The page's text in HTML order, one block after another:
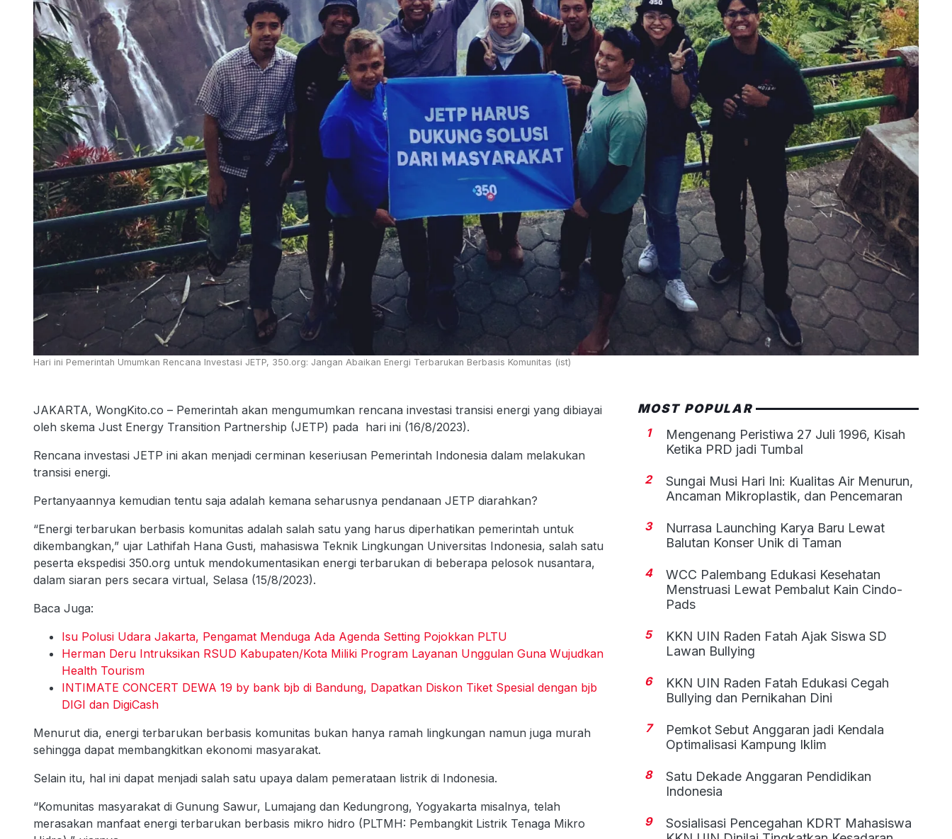
Hari ini Pemerintah Umumkan Rencana Investasi JETP, 350.org: Jangan Abaikan Energi Terbarukan Berbasis Komunitas (ist)
JAKARTA, WongKito.co – Pemerintah akan mengumumkan rencana investasi transisi energi yang dibiayai
oleh skema Just Energy Transition Partnership (JETP) pada hari ini (16/8/2023).
Rencana investasi JETP ini akan menjadi cerminan keseriusan Pemerintah Indonesia dalam melakukan
transisi energi.
Pertanyaannya kemudian tentu saja adalah kemana seharusnya pendanaan JETP diarahkan?
“Energi terbarukan berbasis komunitas adalah salah satu yang harus diperhatikan pemerintah untuk
dikembangkan,” ujar Lathifah Hana Gusti, mahasiswa Teknik Lingkungan Universitas Indonesia, salah satu
peserta ekspedisi 350.org untuk mendokumentasikan energi terbarukan di beberapa pelosok nusantara,
dalam siaran pers secara virtual, Selasa (15/8/2023).
Baca Juga:
Isu Polusi Udara Jakarta, Pengamat Menduga Ada Agenda Setting Pojokkan PLTU
Herman Deru Intruksikan RSUD Kabupaten/Kota Miliki Program Layanan Unggulan Guna Wujudkan
Health Tourism
INTIMATE CONCERT DEWA 19 by bank bjb di Bandung, Dapatkan Diskon Tiket Spesial dengan bjb
DIGI dan DigiCash
Menurut dia, energi terbarukan berbasis komunitas bukan hanya ramah lingkungan namun juga murah
sehingga dapat membangkitkan ekonomi masyarakat.
Selain itu, hal ini dapat menjadi salah satu upaya dalam pemerataan listrik di Indonesia.
“Komunitas masyarakat di Gunung Sawur, Lumajang dan Kedungrong, Yogyakarta misalnya, telah
merasakan manfaat energi terbarukan berbasis mikro hidro (PLTMH: Pembangkit Listrik Tenaga Mikro
MOST POPULAR
1
Mengenang Peristiwa 27 Juli 1996, Kisah
Ketika PRD jadi Tumbal
2
Sungai Musi Hari Ini: Kualitas Air Menurun,
Ancaman Mikroplastik, dan Pencemaran
3
Nurrasa Launching Karya Baru Lewat
Balutan Konser Unik di Taman
4
WCC Palembang Edukasi Kesehatan
Menstruasi Lewat Pembalut Kain Cindo-
Pads
5
KKN UIN Raden Fatah Ajak Siswa SD
Lawan Bullying
6
KKN UIN Raden Fatah Edukasi Cegah
Bullying dan Pernikahan Dini
7
Pemkot Sebut Anggaran jadi Kendala
Optimalisasi Kampung Iklim
8
Satu Dekade Anggaran Pendidikan
Indonesia
9
Sosialisasi Pencegahan KDRT Mahasiswa